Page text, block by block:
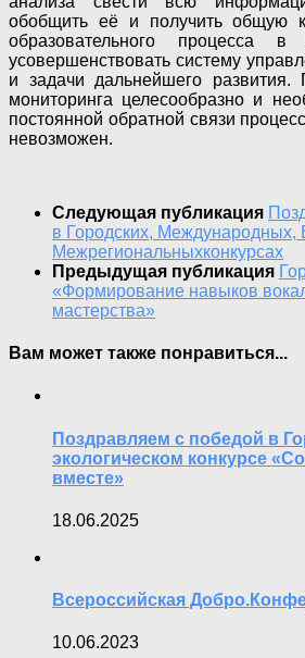
обобщить её и получить общую
образовательного процесса в
усовершенствовать систему
и задачи дальнейшего развития.
мониторинга целесообразно и
постоянной обратной связи
невозможен.
Следующая публикация
в Городских, Международных,
Межрегиональныхконкурсах
Предыдущая публикация
«Формирование навыков
мастерства»
Вам может также понравиться...
Поздравляем с победой в
экологическом конкурсе
вместе»
18.06.2025
Всероссийская
10.06.2023